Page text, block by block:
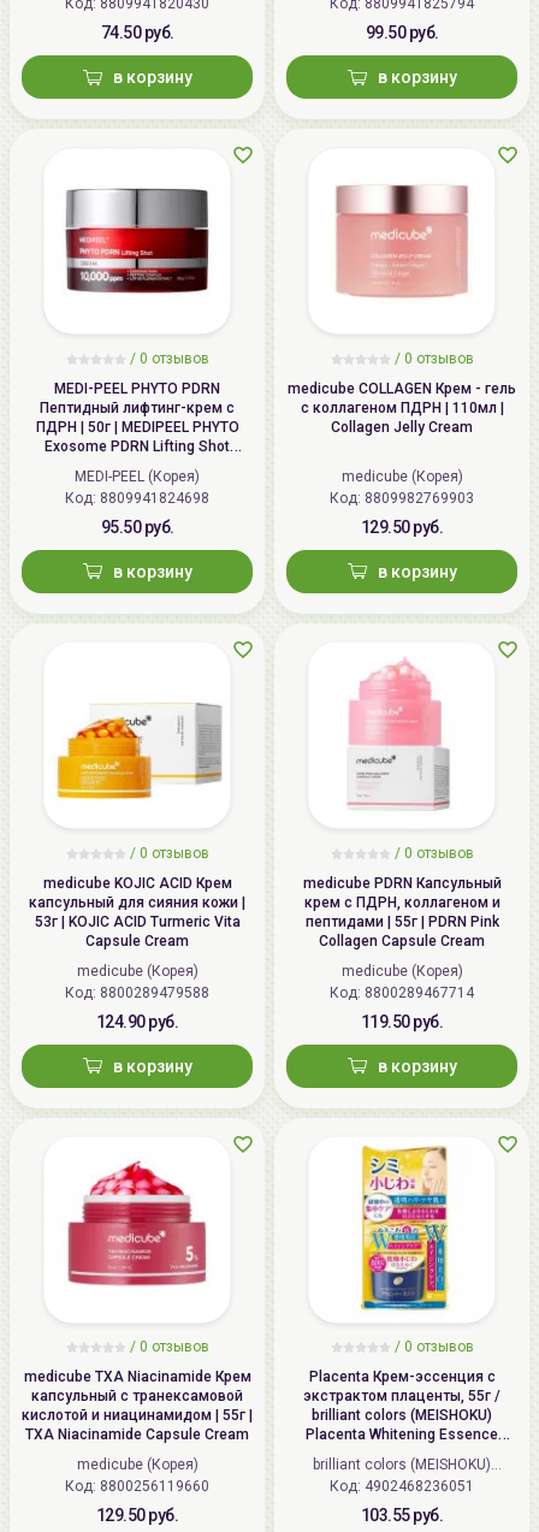
Код: 8809941820430
74.50 руб.
в корзину
Код: 8809941825794
99.50 руб.
в корзину
/ 0 отзывов
MEDI-PEEL PHYTO PDRN
Пептидный лифтинг-крем с
ПДРН | 50г | MEDIPEEL PHYTO
Exosome PDRN Lifting Shot
Cream
MEDI-PEEL (Корея)
Код: 8809941824698
95.50 руб.
в корзину
/ 0 отзывов
medicube COLLAGEN Крем - гель
с коллагеном ПДРН | 110мл |
Collagen Jelly Cream
medicube (Корея)
Код: 8809982769903
129.50 руб.
в корзину
/ 0 отзывов
medicube KOJIC ACID Крем
капсульный для сияния кожи |
53г | KOJIC ACID Turmeric Vita
Capsule Cream
medicube (Корея)
Код: 8800289479588
124.90 руб.
в корзину
/ 0 отзывов
medicube PDRN Капсульный
крем с ПДРН, коллагеном и
пептидами | 55г | PDRN Pink
Collagen Capsule Cream
medicube (Корея)
Код: 8800289467714
119.50 руб.
в корзину
/ 0 отзывов
medicube TXA Niacinamide Крем
капсульный с транексамовой
кислотой и ниацинамидом | 55г |
TXA Niacinamide Capsule Cream
medicube (Корея)
Код: 8800256119660
129.50 руб.
/ 0 отзывов
Placenta Крем-эссенция с
экстрактом плаценты, 55г /
brilliant colors (MEISHOKU)
Placenta Whitening Essence
Cream
brilliant colors (MEISHOKU)
(Япония)
Код: 4902468236051
103.55 руб.